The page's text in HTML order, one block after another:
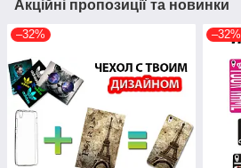
Акційні пропозиції та новинки
–32% –32%